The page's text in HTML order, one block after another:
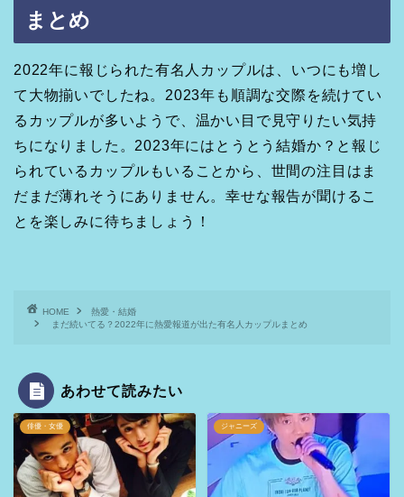
まとめ
2022年に報じられた有名人カップルは、いつにも増し
て大物揃いでしたね。2023年も順調な交際を続けてい
るカップルが多いようで、温かい目で見守りたい気持
ちになりました。2023年にはとうとう結婚か？と報じ
られているカップルもいることから、世間の注目はま
だまだ薄れそうにありません。幸せな報告が聞けるこ
とを楽しみに待ちましょう！
HOME
熱愛・結婚
まだ続いてる？2022年に熱愛報道が出た有名人カップルまとめ
あわせて読みたい
俳優・女優 ジャニーズ